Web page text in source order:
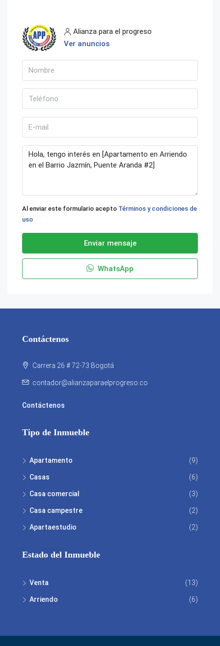
Alianza para el progreso
Ver anuncios
Al enviar este formulario acepto Términos y condiciones de
uso
Enviar mensaje
WhatsApp
Contáctenos
Carrera 26 # 72-73 Bogotá
contador@alianzaparaelprogreso.co
Contáctenos
Tipo de Inmueble
Apartamento (9)
Casas (6)
Casa comercial (3)
Casa campestre (2)
Apartaestudio (2)
Estado del Inmueble
Venta (13)
Arriendo (6)